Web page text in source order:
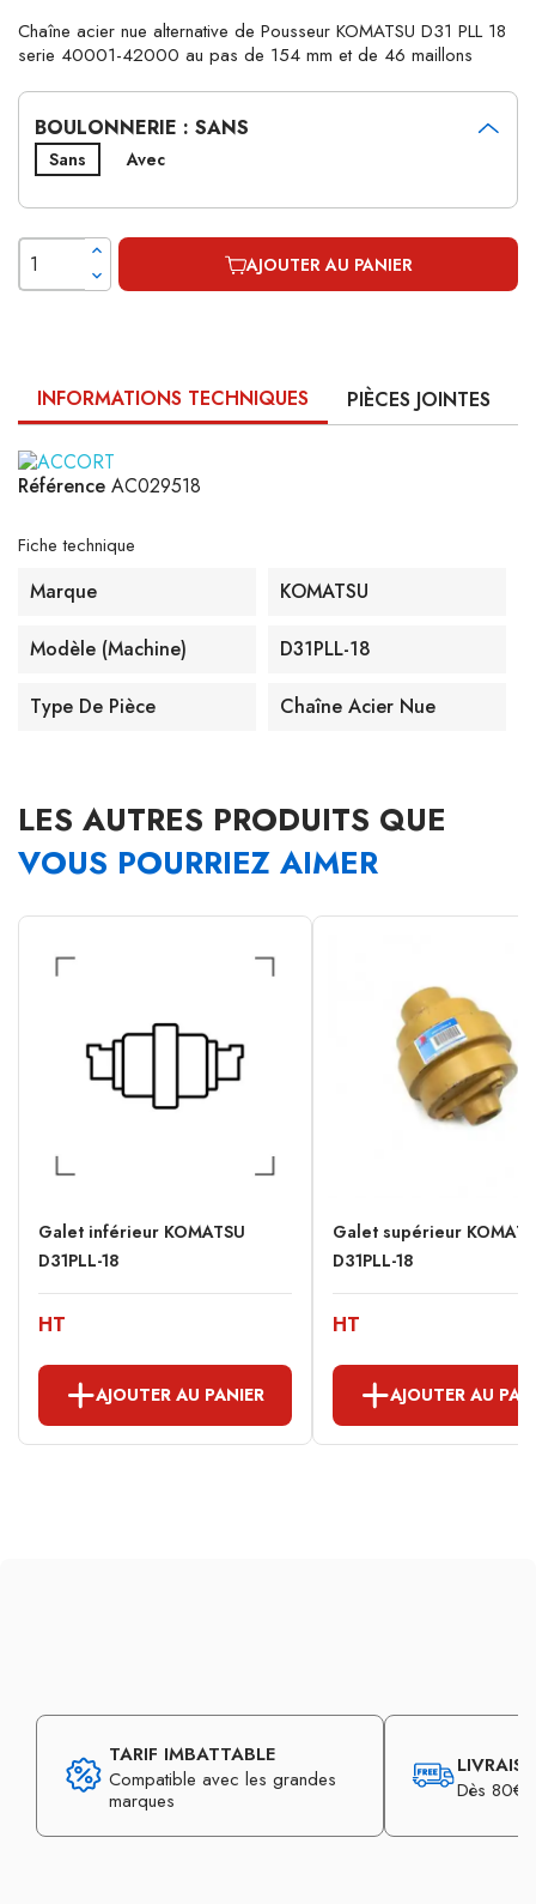
Chaîne acier nue alternative de Pousseur KOMATSU D31 PLL 18
serie 40001-42000 au pas de 154 mm et de 46 maillons
BOULONNERIE : SANS
Sans Avec
AJOUTER AU PANIER
INFORMATIONS TECHNIQUES PIÈCES JOINTES
Référence AC029518
Fiche technique
Marque KOMATSU
Modèle (machine) D31PLL-18
Type De Pièce Chaîne Acier Nue
LES AUTRES PRODUITS QUE
VOUS POURRIEZ AIMER
Galet inférieur KOMATSU
D31PLL-18
HT
AJOUTER AU PANIER
Galet supérieur
D31PLL-18
HT
AJOUTER AU
TARIF IMBATTABLE
Compatible avec les grandes
marques
Dès 80€